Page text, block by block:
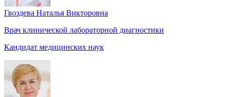
Гвоздева Наталья Викторовна
Врач клинической лабораторной диагностики
Кандидат медицинских наук